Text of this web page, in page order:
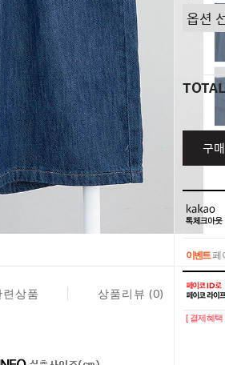
TOTAL
구
이벤트페
이벤트페
[ 결제혜
련상품 상품리뷰 (0)